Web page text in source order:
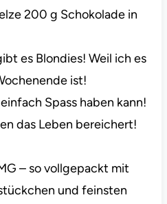
200 g Schokolade in
es Blondies! Weil ich es
ist!
Spass haben kann!
das Leben bereichert!
– so vollgepackt mit
und feinsten